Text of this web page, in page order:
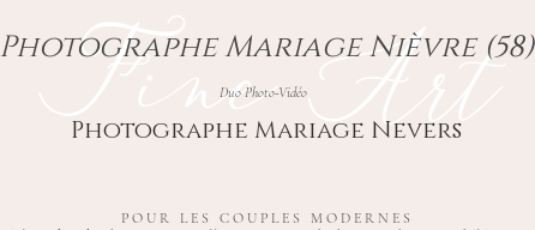
Fine Art
Photographe Mariage Nièvre (58)
Duo Photo-Vidéo
Photographe Mariage Nevers
POUR LES COUPLES MODERNES